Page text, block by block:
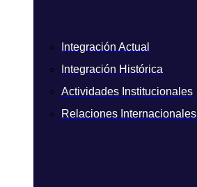
Integración Actual
Integración Histórica
Actividades Institucionales
Relaciones Internacionales